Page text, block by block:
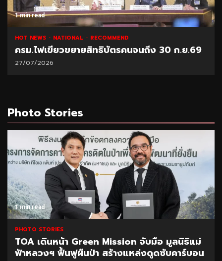
1 min read
NATIONAL HOT NEWS RECOMMEND
“พาณิชย์” โชว์ยอดส่งออกทุเรียน 1 ล้านตัน
21/07/2026
Photo Stories
1 min read
PHOTO STORIES
CEO นำทีมผู้บริหาร BAM ลุยพื้นที่สำนักงานภูเก็ต
มอบนโยบายเร่งบริหารหนี้ – จำหน่ายทรัพย์